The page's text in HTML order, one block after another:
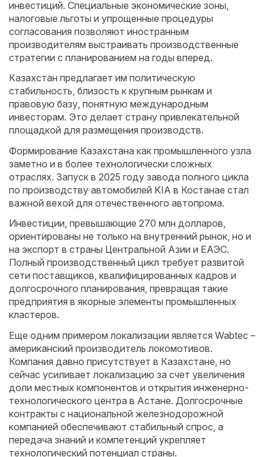
инвестиций. Специальные экономические зоны,
налоговые льготы и упрощенные процедуры
согласования позволяют иностранным
производителям выстраивать производственные
стратегии с планированием на годы вперед.
Казахстан предлагает им политическую
стабильность, близость к крупным рынкам и
правовую базу, понятную международным
инвесторам. Это делает страну привлекательной
площадкой для размещения производств.
Формирование Казахстана как промышленного узла
заметно и в более технологически сложных
отраслях. Запуск в 2025 году завода полного цикла
по производству автомобилей KIA в Костанае стал
важной вехой для отечественного автопрома.
Инвестиции, превышающие 270 млн долларов,
ориентированы не только на внутренний рынок, но и
на экспорт в страны Центральной Азии и ЕАЭС.
Полный производственный цикл требует развитой
сети поставщиков, квалифицированных кадров и
долгосрочного планирования, превращая такие
предприятия в якорные элементы промышленных
кластеров.
Еще одним примером локализации является Wabtec –
американский производитель локомотивов.
Компания давно присутствует в Казахстане, но
сейчас усиливает локализацию за счет увеличения
доли местных компонентов и открытия инженерно-
технологического центра в Астане. Долгосрочные
контракты с национальной железнодорожной
компанией обеспечивают стабильный спрос, а
передача знаний и компетенций укрепляет
технологический потенциал страны.